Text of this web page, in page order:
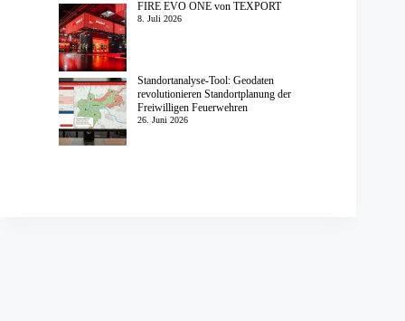
FIRE EVO ONE von TEXPORT
8. Juli 2026
Standortanalyse-Tool: Geodaten
revolutionieren Standortplanung der
Freiwilligen Feuerwehren
26. Juni 2026